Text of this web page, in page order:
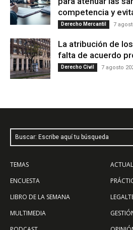
competencia y
Derecho Mercantil 7
La atribución de
falta de acuerdo
Derecho Civil 7 agosto
Buscar: Escribe aquí tu búsqueda
TEMAS
ENCUESTA
LIBRO DE LA SEMANA
MULTIMEDIA